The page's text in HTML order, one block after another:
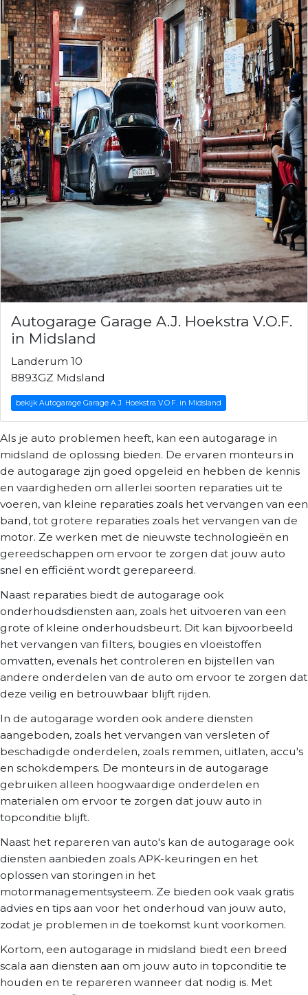
Autogarage Garage A.J. Hoekstra V.O.F.
in Midsland
Landerum 10
8893GZ Midsland
bekijk Autogarage Garage A.J. Hoekstra V.O.F. in Midsland
Als je auto problemen heeft, kan een autogarage in
midsland de oplossing bieden. De ervaren monteurs in
de autogarage zijn goed opgeleid en hebben de kennis
en vaardigheden om allerlei soorten reparaties uit te
voeren, van kleine reparaties zoals het vervangen van een
band, tot grotere reparaties zoals het vervangen van de
motor. Ze werken met de nieuwste technologieën en
gereedschappen om ervoor te zorgen dat jouw auto
snel en efficiënt wordt gerepareerd.
Naast reparaties biedt de autogarage ook
onderhoudsdiensten aan, zoals het uitvoeren van een
grote of kleine onderhoudsbeurt. Dit kan bijvoorbeeld
het vervangen van filters, bougies en vloeistoffen
omvatten, evenals het controleren en bijstellen van
andere onderdelen van de auto om ervoor te zorgen dat
deze veilig en betrouwbaar blijft rijden.
In de autogarage worden ook andere diensten
aangeboden, zoals het vervangen van versleten of
beschadigde onderdelen, zoals remmen, uitlaten, accu's
en schokdempers. De monteurs in de autogarage
gebruiken alleen hoogwaardige onderdelen en
materialen om ervoor te zorgen dat jouw auto in
topconditie blijft.
Naast het repareren van auto's kan de autogarage ook
diensten aanbieden zoals APK-keuringen en het
oplossen van storingen in het
motormanagementsysteem. Ze bieden ook vaak gratis
advies en tips aan voor het onderhoud van jouw auto,
zodat je problemen in de toekomst kunt voorkomen.
Kortom, een autogarage in midsland biedt een breed
scala aan diensten aan om jouw auto in topconditie te
houden en te repareren wanneer dat nodig is. Met